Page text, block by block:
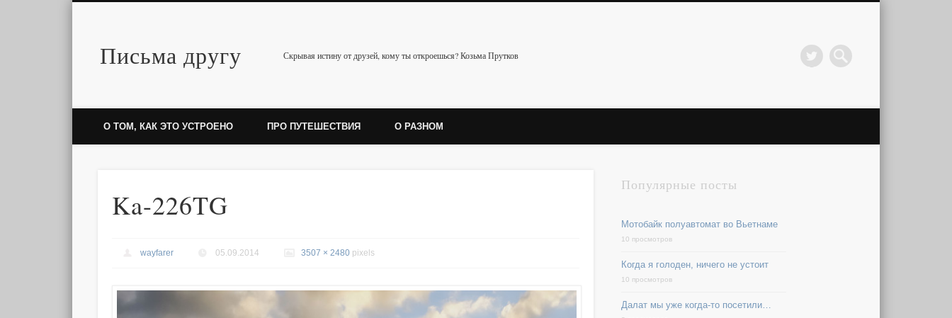
Письма другу Скрывая истину от друзей, кому ты откроешься? Козьма Прутков
Twitter
О ТОМ, КАК ЭТО УСТРОЕНО ПРО ПУТЕШЕСТВИЯ О РАЗНОМ
Ka-226TG
wayfarer 05.09.2014 3507 × 2480 pixels
Популярные посты
Мотобайк полуавтомат во Вьетнаме
10 просмотров
Когда я голоден, ничего не устоит
10 просмотров
Далат мы уже когда-то посетили…